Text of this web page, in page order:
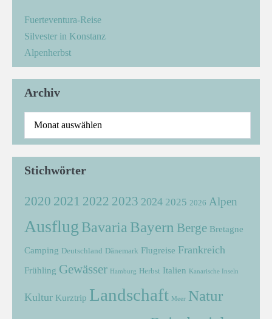
Fuerteventura-Reise
Silvester in Konstanz
Alpenherbst
Archiv
Stichwörter
2020 2021 2022 2023 2024 2025 2026 Alpen
Ausflug Bavaria Bayern Berge Bretagne
Camping Deutschland Dänemark Flugreise Frankreich
Frühling Gewässer Hamburg Herbst Italien Kanarische Inseln
Kultur Kurztrip Landschaft Meer Natur